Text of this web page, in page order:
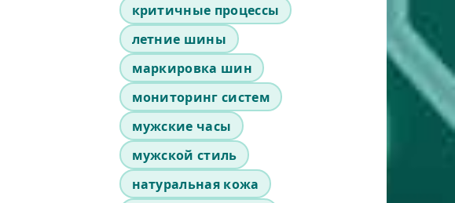
критичные процессы
летние шины
маркировка шин
мониторинг систем
мужские часы
мужской стиль
натуральная кожа